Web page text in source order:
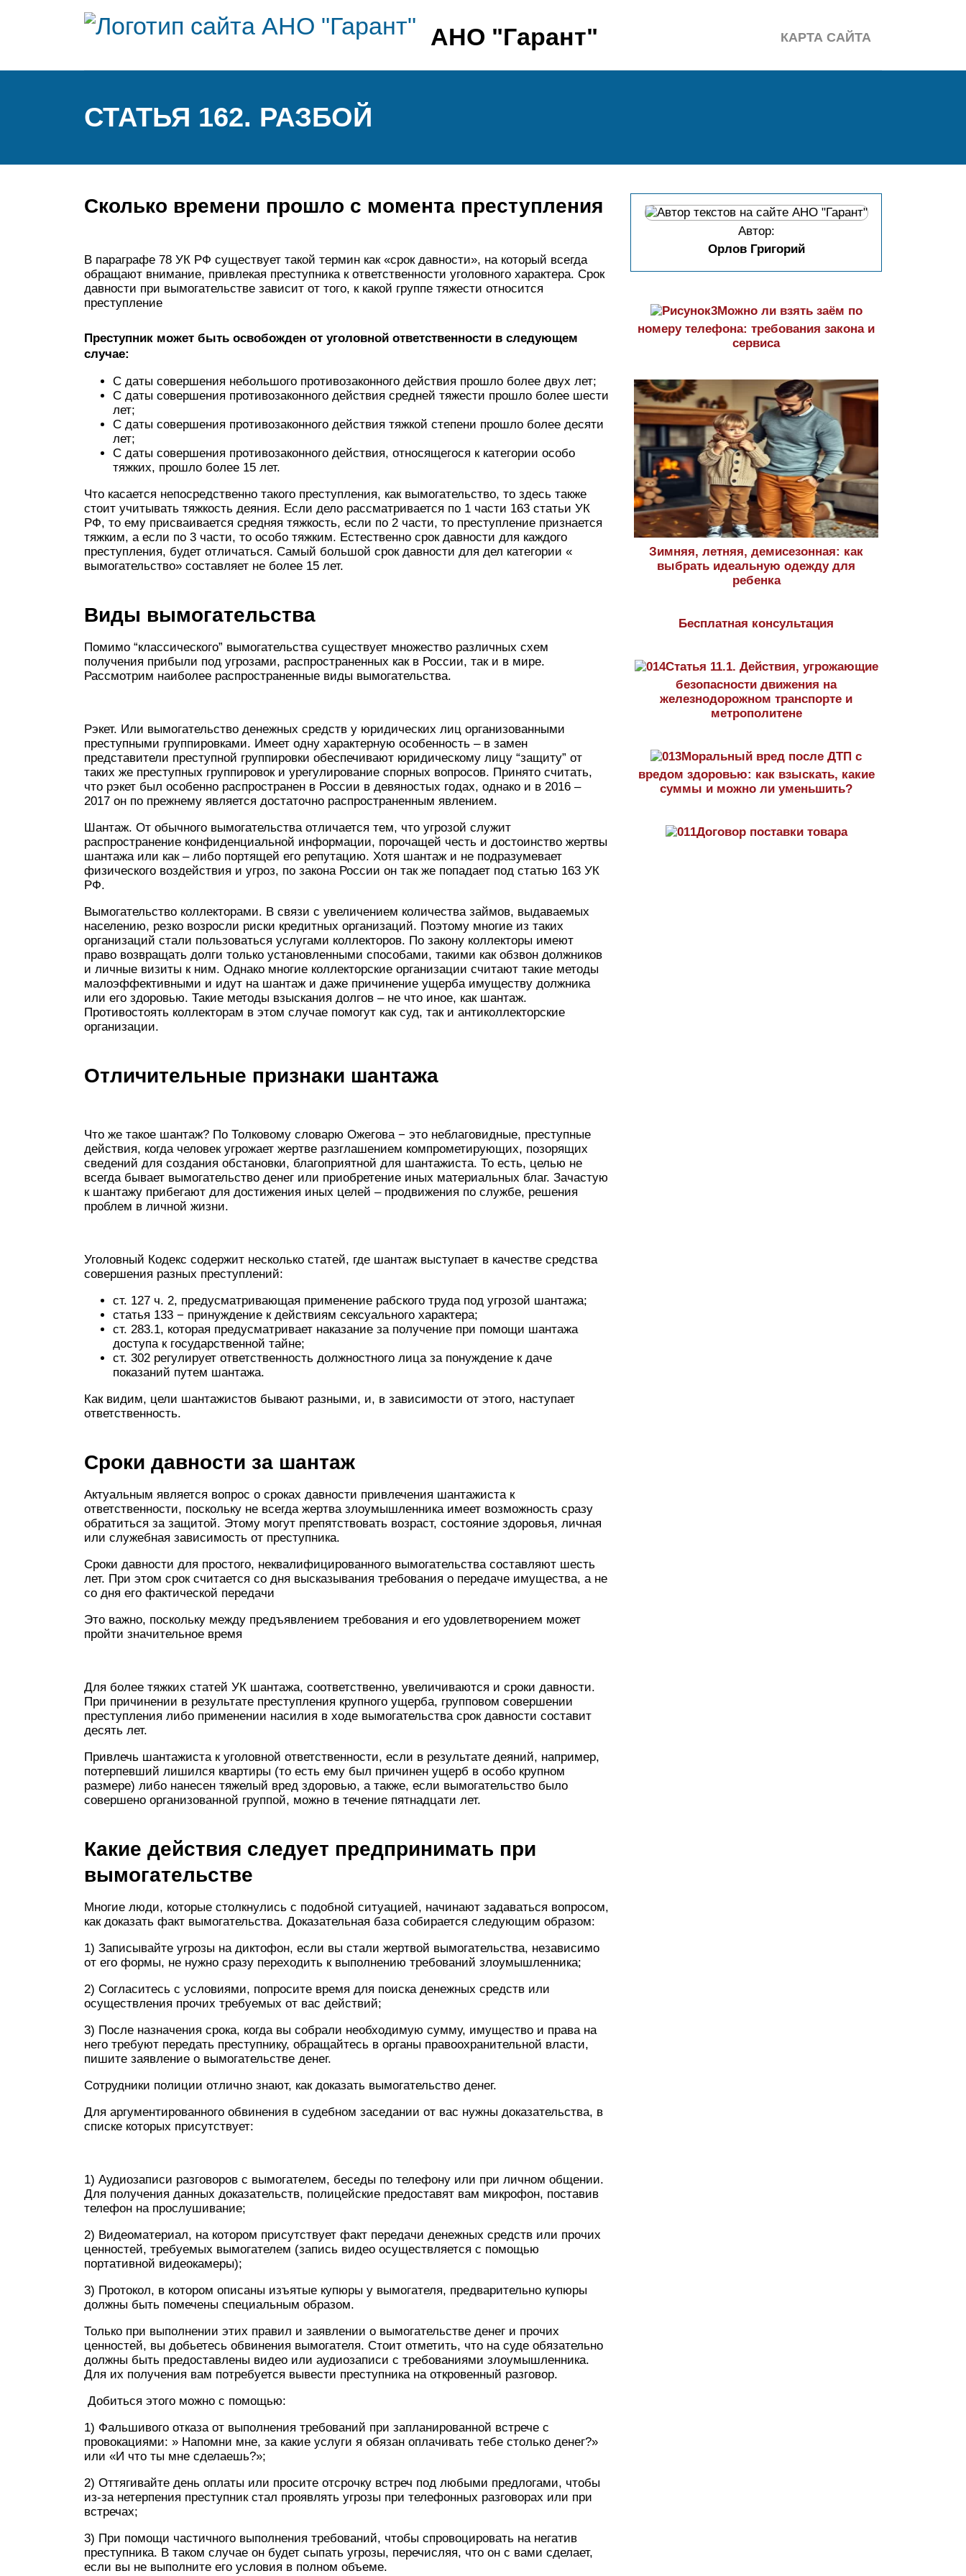
АНО "Гарант" КАРТА САЙТА
СТАТЬЯ 162. РАЗБОЙ
Сколько времени прошло с момента преступления
В параграфе 78 УК РФ существует такой термин как «срок давности», на который всегда
обращают внимание, привлекая преступника к ответственности уголовного характера. Срок
давности при вымогательстве зависит от того, к какой группе тяжести относится
преступление
Преступник может быть освобожден от уголовной ответственности в следующем
случае:
С даты совершения небольшого противозаконного действия прошло более двух лет;
С даты совершения противозаконного действия средней тяжести прошло более шести
лет;
С даты совершения противозаконного действия тяжкой степени прошло более десяти
лет;
С даты совершения противозаконного действия, относящегося к категории особо
тяжких, прошло более 15 лет.
Что касается непосредственно такого преступления, как вымогательство, то здесь также
стоит учитывать тяжкость деяния. Если дело рассматривается по 1 части 163 статьи УК
РФ, то ему присваивается средняя тяжкость, если по 2 части, то преступление признается
тяжким, а если по 3 части, то особо тяжким. Естественно срок давности для каждого
преступления, будет отличаться. Самый большой срок давности для дел категории «
вымогательство» составляет не более 15 лет.
Виды вымогательства
Помимо “классического” вымогательства существует множество различных схем
получения прибыли под угрозами, распространенных как в России, так и в мире.
Рассмотрим наиболее распространенные виды вымогательства.
Рэкет. Или вымогательство денежных средств у юридических лиц организованными
преступными группировками. Имеет одну характерную особенность – в замен
представители преступной группировки обеспечивают юридическому лицу “защиту” от
таких же преступных группировок и урегулирование спорных вопросов. Принято считать,
что рэкет был особенно распространен в России в девяностых годах, однако и в 2016 –
2017 он по прежнему является достаточно распространенным явлением.
Шантаж. От обычного вымогательства отличается тем, что угрозой служит
распространение конфиденциальной информации, порочащей честь и достоинство жертвы
шантажа или как – либо портящей его репутацию. Хотя шантаж и не подразумевает
физического воздействия и угроз, по закона России он так же попадает под статью 163 УК
РФ.
Вымогательство коллекторами. В связи с увеличением количества займов, выдаваемых
населению, резко возросли риски кредитных организаций. Поэтому многие из таких
организаций стали пользоваться услугами коллекторов. По закону коллекторы имеют
право возвращать долги только установленными способами, такими как обзвон должников
и личные визиты к ним. Однако многие коллекторские организации считают такие методы
малоэффективными и идут на шантаж и даже причинение ущерба имуществу должника
или его здоровью. Такие методы взыскания долгов – не что иное, как шантаж.
Противостоять коллекторам в этом случае помогут как суд, так и антиколлекторские
организации.
Отличительные признаки шантажа
Что же такое шантаж? По Толковому словарю Ожегова − это неблаговидные, преступные
действия, когда человек угрожает жертве разглашением компрометирующих, позорящих
сведений для создания обстановки, благоприятной для шантажиста. То есть, целью не
всегда бывает вымогательство денег или приобретение иных материальных благ. Зачастую
к шантажу прибегают для достижения иных целей – продвижения по службе, решения
проблем в личной жизни.
Уголовный Кодекс содержит несколько статей, где шантаж выступает в качестве средства
совершения разных преступлений:
ст. 127 ч. 2, предусматривающая применение рабского труда под угрозой шантажа;
статья 133 − принуждение к действиям сексуального характера;
ст. 283.1, которая предусматривает наказание за получение при помощи шантажа
доступа к государственной тайне;
ст. 302 регулирует ответственность должностного лица за понуждение к даче
показаний путем шантажа.
Как видим, цели шантажистов бывают разными, и, в зависимости от этого, наступает
ответственность.
Сроки давности за шантаж
Актуальным является вопрос о сроках давности привлечения шантажиста к
ответственности, поскольку не всегда жертва злоумышленника имеет возможность сразу
обратиться за защитой. Этому могут препятствовать возраст, состояние здоровья, личная
или служебная зависимость от преступника.
Сроки давности для простого, неквалифицированного вымогательства составляют шесть
лет. При этом срок считается со дня высказывания требования о передаче имущества, а не
со дня его фактической передачи
Это важно, поскольку между предъявлением требования и его удовлетворением может
пройти значительное время
Для более тяжких статей УК шантажа, соответственно, увеличиваются и сроки давности.
При причинении в результате преступления крупного ущерба, групповом совершении
преступления либо применении насилия в ходе вымогательства срок давности составит
десять лет.
Привлечь шантажиста к уголовной ответственности, если в результате деяний, например,
потерпевший лишился квартиры (то есть ему был причинен ущерб в особо крупном
размере) либо нанесен тяжелый вред здоровью, а также, если вымогательство было
совершено организованной группой, можно в течение пятнадцати лет.
Какие действия следует предпринимать при
вымогательстве
Многие люди, которые столкнулись с подобной ситуацией, начинают задаваться вопросом,
как доказать факт вымогательства. Доказательная база собирается следующим образом:
1) Записывайте угрозы на диктофон, если вы стали жертвой вымогательства, независимо
от его формы, не нужно сразу переходить к выполнению требований злоумышленника;
2) Согласитесь с условиями, попросите время для поиска денежных средств или
осуществления прочих требуемых от вас действий;
3) После назначения срока, когда вы собрали необходимую сумму, имущество и права на
него требуют передать преступнику, обращайтесь в органы правоохранительной власти,
пишите заявление о вымогательстве денег.
Сотрудники полиции отлично знают, как доказать вымогательство денег.
Для аргументированного обвинения в судебном заседании от вас нужны доказательства, в
списке которых присутствует:
1) Аудиозаписи разговоров с вымогателем, беседы по телефону или при личном общении.
Для получения данных доказательств, полицейские предоставят вам микрофон, поставив
телефон на прослушивание;
2) Видеоматериал, на котором присутствует факт передачи денежных средств или прочих
ценностей, требуемых вымогателем (запись видео осуществляется с помощью
портативной видеокамеры);
3) Протокол, в котором описаны изъятые купюры у вымогателя, предварительно купюры
должны быть помечены специальным образом.
Только при выполнении этих правил и заявлении о вымогательстве денег и прочих
ценностей, вы добьетесь обвинения вымогателя. Стоит отметить, что на суде обязательно
должны быть предоставлены видео или аудиозаписи с требованиями злоумышленника.
Для их получения вам потребуется вывести преступника на откровенный разговор.
Добиться этого можно с помощью:
1) Фальшивого отказа от выполнения требований при запланированной встрече с
провокациями: » Напомни мне, за какие услуги я обязан оплачивать тебе столько денег?»
или «И что ты мне сделаешь?»;
2) Оттягивайте день оплаты или просите отсрочку встреч под любыми предлогами, чтобы
из-за нетерпения преступник стал проявлять угрозы при телефонных разговорах или при
встречах;
3) При помощи частичного выполнения требований, чтобы спровоцировать на негатив
преступника. В таком случае он будет сыпать угрозы, перечисляя, что он с вами сделает,
если вы не выполните его условия в полном объеме.
Автор:
Орлов Григорий
Можно ли взять заём по
номеру телефона: требования закона и
сервиса
Зимняя, летняя, демисезонная: как
выбрать идеальную одежду для
ребенка
Бесплатная консультация
Статья 11.1. Действия, угрожающие
безопасности движения на
железнодорожном транспорте и
метрополитене
Моральный вред после ДТП с
вредом здоровью: как взыскать, какие
суммы и можно ли уменьшить?
Договор поставки товара